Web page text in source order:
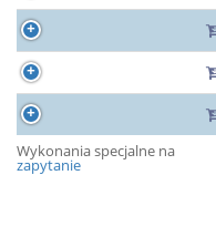
Wykonania specjalne na
zapytanie